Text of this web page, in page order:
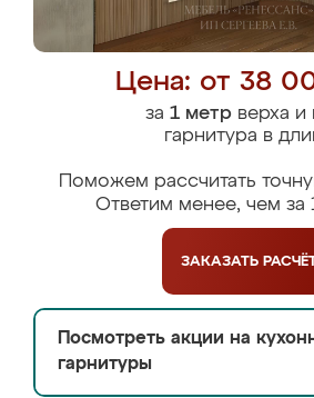
Цена: от 38
за 1 метрверха и
гарнитура в
Поможем рассчитать
Ответим менее, чем за
ЗАКАЗАТЬ
Посмотреть акции на
гарнитуры